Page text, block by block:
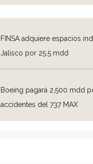
FINSA adquiere espacios
Jalisco por 25.5 mdd
Boeing pagará 2,500 mdd
accidentes del 737 MAX